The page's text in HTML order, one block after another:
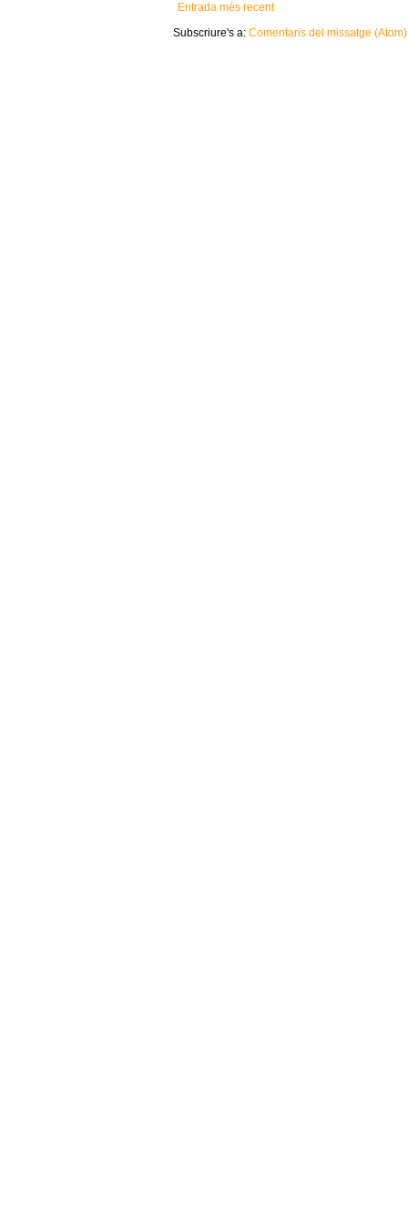
Entrada més recent
Subscriure's a: Comentaris del missatge (Atom)